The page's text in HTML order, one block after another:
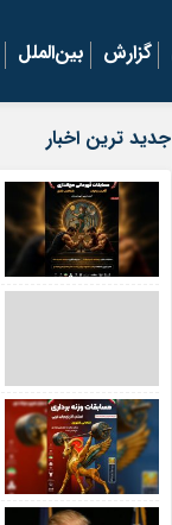
گزارش بین‌الملل
جدید ترین اخبار